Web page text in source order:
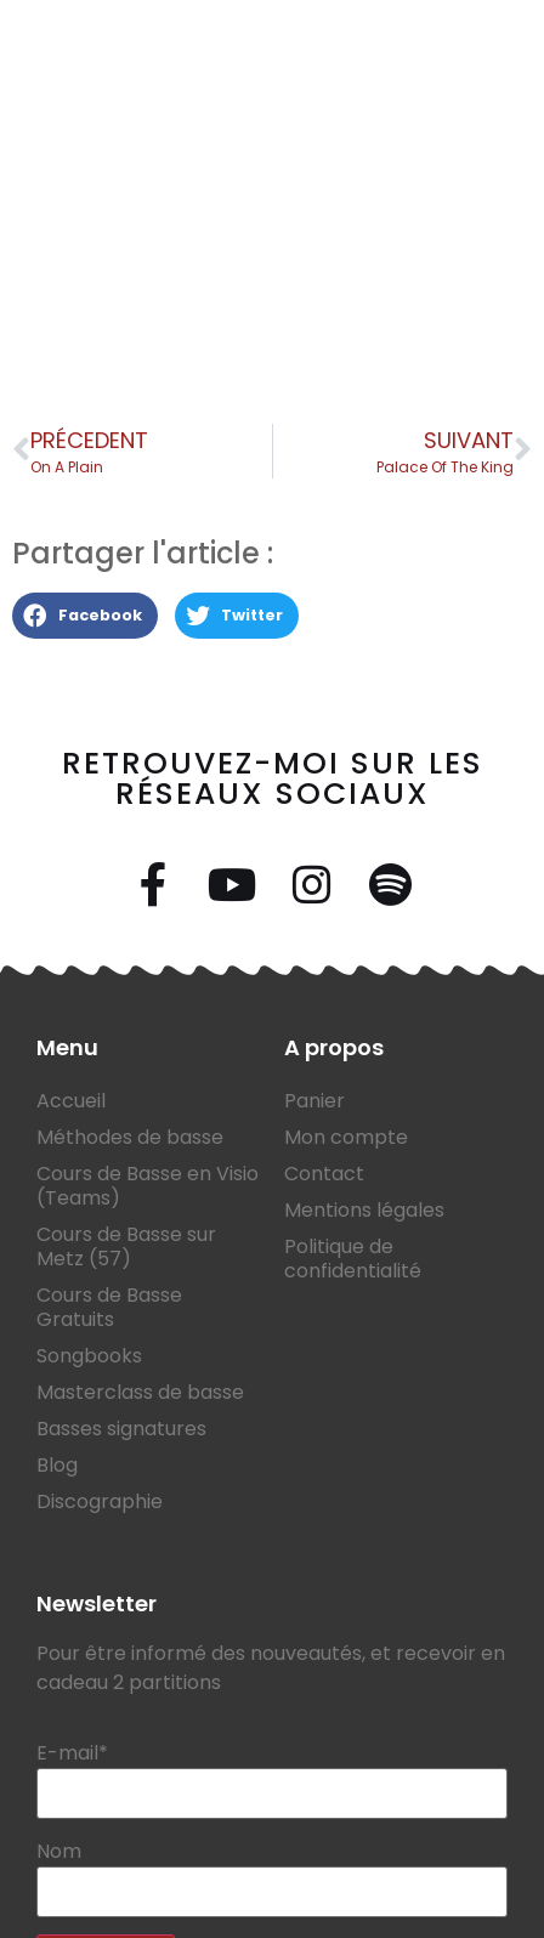
PRÉCEDENT
On A Plain
SUIVANT
Palace Of The King
Partager l'article :
Facebook Twitter
RETROUVEZ-MOI SUR LES
RÉSEAUX SOCIAUX
Menu
Accueil
Méthodes de basse
Cours de Basse en Visio
(Teams)
Cours de Basse sur
Metz (57)
Cours de Basse
Gratuits
Songbooks
Masterclass de basse
Basses signatures
Blog
Discographie
A propos
Panier
Mon compte
Contact
Mentions légales
Politique de
confidentialité
Newsletter
Pour être informé des nouveautés, et recevoir en
cadeau 2 partitions
E-mail*
Nom